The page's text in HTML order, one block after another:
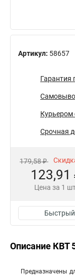
Артикул: 58657
Гарантия
Курьером
Срочная
179,58 ₽
123,91
Цена за 1
Быстрый
Описание КВТ
Предназначены